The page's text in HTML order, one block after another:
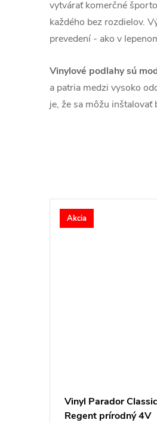
vytvárať komerčné
každého bez rozdielov.
prevedení - ako v
Vinylové podlahy sú
a patria medzi vysoko
je, že sa môžu
Akcia
Vinyl Parador
Regent prírodný 4V